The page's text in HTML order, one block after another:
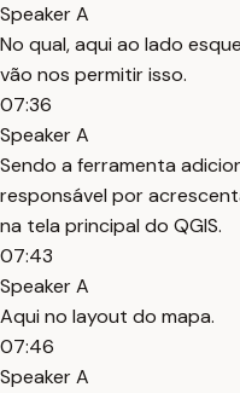
Speaker A
No qual, aqui ao lado
vão nos permitir isso.
07:36
Speaker A
Sendo a ferramenta
responsável por
na tela principal do QGIS.
07:43
Speaker A
Aqui no layout do mapa.
07:46
Speaker A